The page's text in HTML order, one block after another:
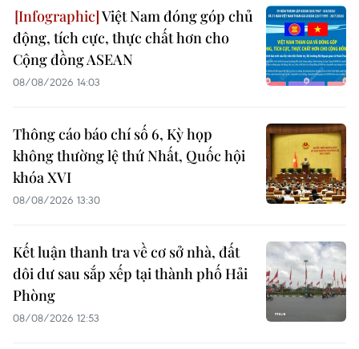
Việt Nam đóng góp chủ
động, tích cực, thực chất hơn cho
Cộng đồng ASEAN
08/08/2026 14:03
Thông cáo báo chí số 6, Kỳ họp
không thường lệ thứ Nhất, Quốc hội
khóa XVI
08/08/2026 13:30
Kết luận thanh tra về cơ sở nhà, đất
dôi dư sau sắp xếp tại thành phố Hải
Phòng
08/08/2026 12:53